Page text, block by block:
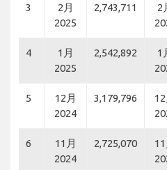
3
2月
2025
2,743,711
2
4
1月
2025
2,542,892
1
5
12月
2024
3,179,796
12
6
11月
2024
2,725,070
11